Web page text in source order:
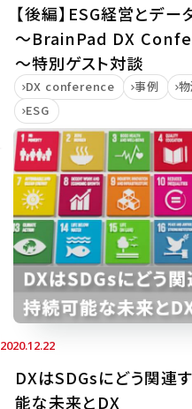
【後編】ESG経営とデー
～BrainPad DX
～特別ゲスト対談
DX conference 事例
ESG
2020.12.22
DXはSDGsにどう関連
能な未来とDX